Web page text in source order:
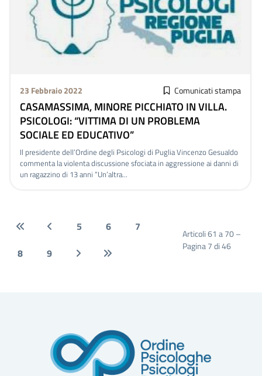
23 Febbraio 2022 Comunicati stampa
CASAMASSIMA, MINORE PICCHIATO IN VILLA.
PSICOLOGI: “VITTIMA DI UN PROBLEMA
SOCIALE ED EDUCATIVO”
Il presidente dell’Ordine degli Psicologi di Puglia Vincenzo Gesualdo
commenta la violenta discussione sfociata in aggressione ai danni di
un ragazzino di 13 anni “Un’altra...
5 6
7
8
9
Articoli 61 a 70 –
Pagina 7 di 46